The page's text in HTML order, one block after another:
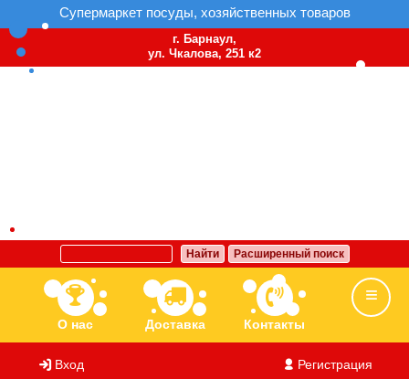
Супермаркет посуды, хозяйственных товаров
г. Барнаул,
ул. Чкалова, 251 к2
Найти Расширенный поиск
О нас Доставка Контакты
Вход Регистрация